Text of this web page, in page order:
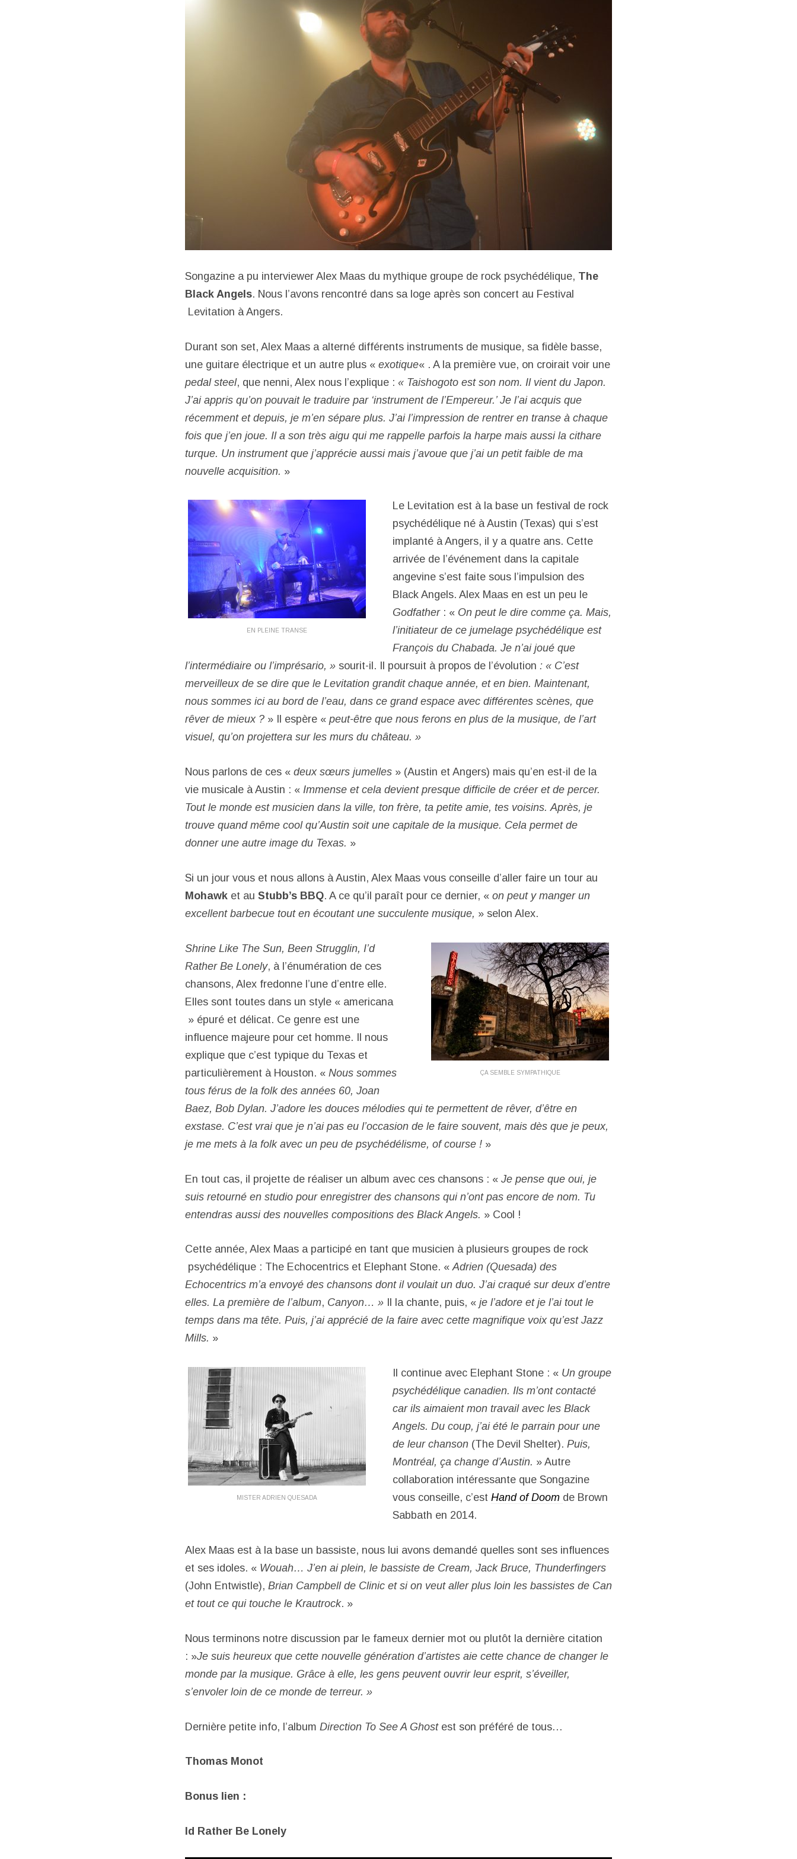
Songazine a pu interviewer Alex Maas du mythique groupe de rock psychédélique, The
Black Angels. Nous l’avons rencontré dans sa loge après son concert au Festival
Levitation à Angers.
Durant son set, Alex Maas a alterné différents instruments de musique, sa fidèle basse,
une guitare électrique et un autre plus « exotique« . A la première vue, on croirait voir une
pedal steel, que nenni, Alex nous l’explique : « Taishogoto est son nom. Il vient du Japon.
J’ai appris qu’on pouvait le traduire par ‘instrument de l’Empereur.’ Je l’ai acquis que
récemment et depuis, je m’en sépare plus. J’ai l’impression de rentrer en transe à chaque
fois que j’en joue. Il a son très aigu qui me rappelle parfois la harpe mais aussi la cithare
turque. Un instrument que j’apprécie aussi mais j’avoue que j’ai un petit faible de ma
nouvelle acquisition. »
EN PLEINE TRANSE
Le Levitation est à la base un festival de rock
psychédélique né à Austin (Texas) qui s’est
implanté à Angers, il y a quatre ans. Cette
arrivée de l’événement dans la capitale
angevine s’est faite sous l’impulsion des
Black Angels. Alex Maas en est un peu le
Godfather: « On peut le dire comme ça. Mais,
l’initiateur de ce jumelage psychédélique est
François du Chabada. Je n’ai joué que
l’intermédiaire ou l’imprésario, » sourit-il. Il poursuit à propos de l’évolution : « C’est
merveilleux de se dire que le Levitation grandit chaque année, et en bien. Maintenant,
nous sommes ici au bord de l’eau, dans ce grand espace avec différentes scènes, que
rêver de mieux ? » Il espère « peut-être que nous ferons en plus de la musique, de l’art
visuel, qu’on projettera sur les murs du château. »
Nous parlons de ces « deux sœurs jumelles » (Austin et Angers) mais qu’en est-il de la
vie musicale à Austin : « Immense et cela devient presque difficile de créer et de percer.
Tout le monde est musicien dans la ville, ton frère, ta petite amie, tes voisins. Après, je
trouve quand même cool qu’Austin soit une capitale de la musique. Cela permet de
donner une autre image du Texas. »
Si un jour vous et nous allons à Austin, Alex Maas vous conseille d’aller faire un tour au
Mohawk et au Stubb’s BBQ. A ce qu’il paraît pour ce dernier, « on peut y manger un
excellent barbecue tout en écoutant une succulente musique, » selon Alex.
ÇA SEMBLE SYMPATHIQUE
Shrine Like The Sun, Been Strugglin, I’d
Rather Be Lonely, à l’énumération de ces
chansons, Alex fredonne l’une d’entre elle.
Elles sont toutes dans un style « americana
» épuré et délicat. Ce genre est une
influence majeure pour cet homme. Il nous
explique que c’est typique du Texas et
particulièrement à Houston. « Nous sommes
tous férus de la folk des années 60, Joan
Baez, Bob Dylan. J’adore les douces mélodies qui te permettent de rêver, d’être en
exstase. C’est vrai que je n’ai pas eu l’occasion de le faire souvent, mais dès que je peux,
je me mets à la folk avec un peu de psychédélisme, of course ! »
En tout cas, il projette de réaliser un album avec ces chansons : « Je pense que oui, je
suis retourné en studio pour enregistrer des chansons qui n’ont pas encore de nom. Tu
entendras aussi des nouvelles compositions des Black Angels. » Cool !
Cette année, Alex Maas a participé en tant que musicien à plusieurs groupes de rock
psychédélique : The Echocentrics et Elephant Stone. «Adrien (Quesada) des
Echocentrics m’a envoyé des chansons dont il voulait un duo. J’ai craqué sur deux d’entre
elles. La première de l’album, Canyon… » Il la chante, puis, « je l’adore et je l’ai tout le
temps dans ma tête. Puis, j’ai apprécié de la faire avec cette magnifique voix qu’est Jazz
Mills. »
MISTER ADRIEN QUESADA
Il continue avec Elephant Stone : « Un groupe
psychédélique canadien. Ils m’ont contacté
car ils aimaient mon travail avec les Black
Angels. Du coup, j’ai été le parrain pour une
de leur chanson (The Devil Shelter). Puis,
Montréal, ça change d’Austin. » Autre
collaboration intéressante que Songazine
vous conseille, c’est Hand of Doom de Brown
Sabbath en 2014.
Alex Maas est à la base un bassiste, nous lui avons demandé quelles sont ses influences
et ses idoles. « Wouah… J’en ai plein, le bassiste de Cream, Jack Bruce, Thunderfingers
(John Entwistle), Brian Campbell de Clinic et si on veut aller plus loin les bassistes de Can
et tout ce qui touche le Krautrock. »
Nous terminons notre discussion par le fameux dernier mot ou plutôt la dernière citation
: »Je suis heureux que cette nouvelle génération d’artistes aie cette chance de changer le
monde par la musique. Grâce à elle, les gens peuvent ouvrir leur esprit, s’éveiller,
s’envoler loin de ce monde de terreur. »
Dernière petite info, l’album Direction To See A Ghostest son préféré de tous…
Thomas Monot
Bonus lien :
Id Rather Be Lonely